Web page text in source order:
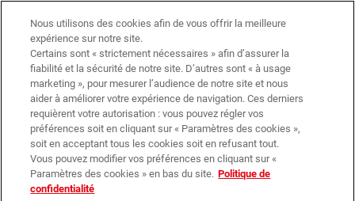
0
Déco Murale Décoration murale Forex, Alu, Plexi
Nous utilisons des cookies afin de vous offrir la meilleure
expérience sur notre site.
Certains sont « strictement nécessaires » afin d’assurer la
fiabilité et la sécurité de notre site. D’autres sont « à usage
marketing », pour mesurer l’audience de notre site et nous
aider à améliorer votre expérience de navigation. Ces derniers
requièrent votre autorisation : vous pouvez régler vos
préférences soit en cliquant sur « Paramètres des cookies »,
soit en acceptant tous les cookies soit en refusant tout.
Vous pouvez modifier vos préférences en cliquant sur «
Paramètres des cookies » en bas du site. Politique de
confidentialité